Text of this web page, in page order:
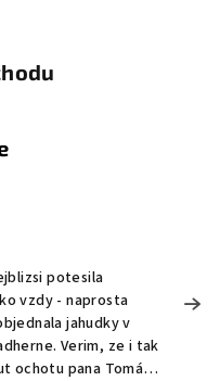
potesila
jahudky v
ochotu pana Tomáše